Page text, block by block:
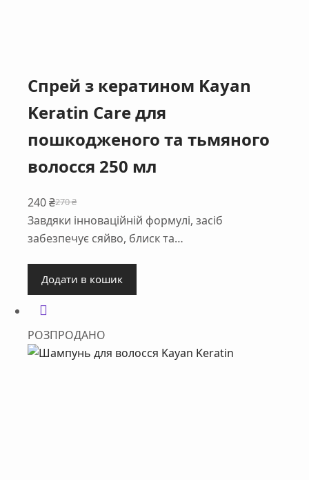
Спрей з кератином Kayan
Keratin Care для
пошкодженого та тьмяного
волосся 250 мл
270₴
Оригінальна
ціна:
270 ₴.
240₴
Поточна
ціна:
240 ₴.
Завдяки інноваційній формулі, засіб
забезпечує сяйво, блиск та…
Додати в кошик
РОЗПРОДАНО